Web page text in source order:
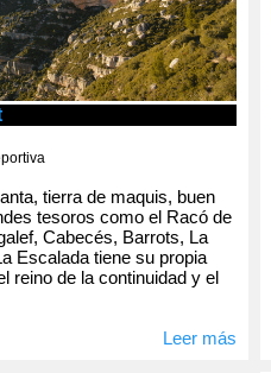
tierra de maquis, buen
tesoros como el Racó de
Cabecés, Barrots, La
Escalada tiene su propia
reino de la continuidad y el
Leer más